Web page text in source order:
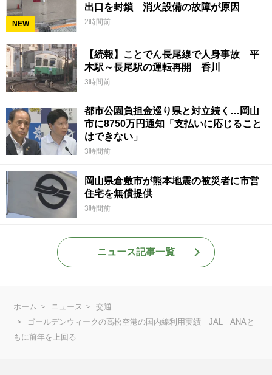
NEW
出口を封鎖 消火設備の故障が原因
2時間前
【続報】ことでん長尾線で人身事故 平
木駅～長尾駅の運転再開 香川
3時間前
都市公園負担金巡り県と対立続く…岡山
市に8750万円通知「支払いに応じること
はできない」
3時間前
岡山県倉敷市が熊本地震の被災者に市営
住宅を無償提供
3時間前
ニュース記事一覧
ホーム ニュース
交通
ゴールデンウィークの高松空港の国内線利用実績 JAL ANAと
もに前年を上回る